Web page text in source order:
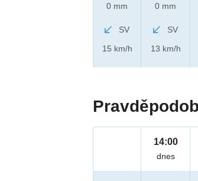
0 mm
SV
15 km/h
0 mm
SV
13 km/h
14:00
dnes